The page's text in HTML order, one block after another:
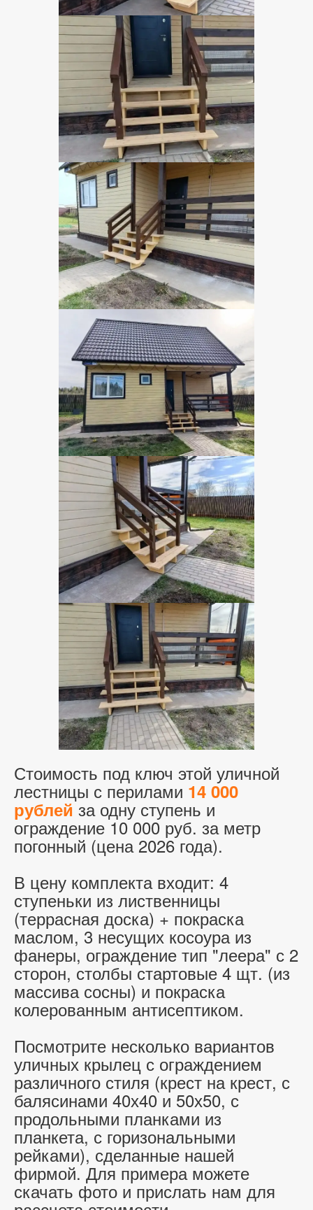
Стоимость под ключ этой уличной
лестницы с перилами 14 000
рублейза одну ступень и
ограждение 10 000 руб. за метр
погонный (цена 2026 года).
В цену комплекта входит: 4
ступеньки из лиственницы
(террасная доска) + покраска
маслом, 3 несущих косоура из
фанеры, ограждение тип "леера" с 2
сторон, столбы стартовые 4 щт. (из
массива сосны) и покраска
колерованным антисептиком.
Посмотрите несколько вариантов
уличных крылец с ограждением
различного стиля (крест на крест, с
балясинами 40х40 и 50х50, с
продольными планками из
планкета, с горизональными
рейками), сделанные нашей
фирмой. Для примера можете
скачать фото и прислать нам для